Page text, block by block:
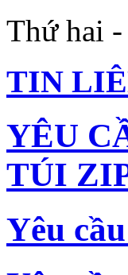
Thứ hai
TIN
YÊU
TÚI
Yêu